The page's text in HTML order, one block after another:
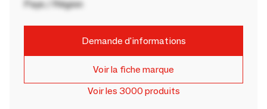
Pays / Région
Demande d'informations
Voir la fiche marque
Voir les 3000 produits